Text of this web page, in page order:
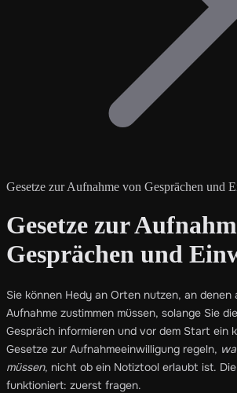
Gesetze zur Aufnahme von Gesprächen und
Gesetze zur
Gesprächen und
Sie können Hedy an Orten nutzen, an denen
Aufnahme zustimmen müssen, solange Sie
Gespräch informieren und vor dem Start ein
Gesetze zur Aufnahmeeinwilligung regeln,
müssen, nicht ob ein Notiztool erlaubt ist.
funktioniert: zuerst fragen.